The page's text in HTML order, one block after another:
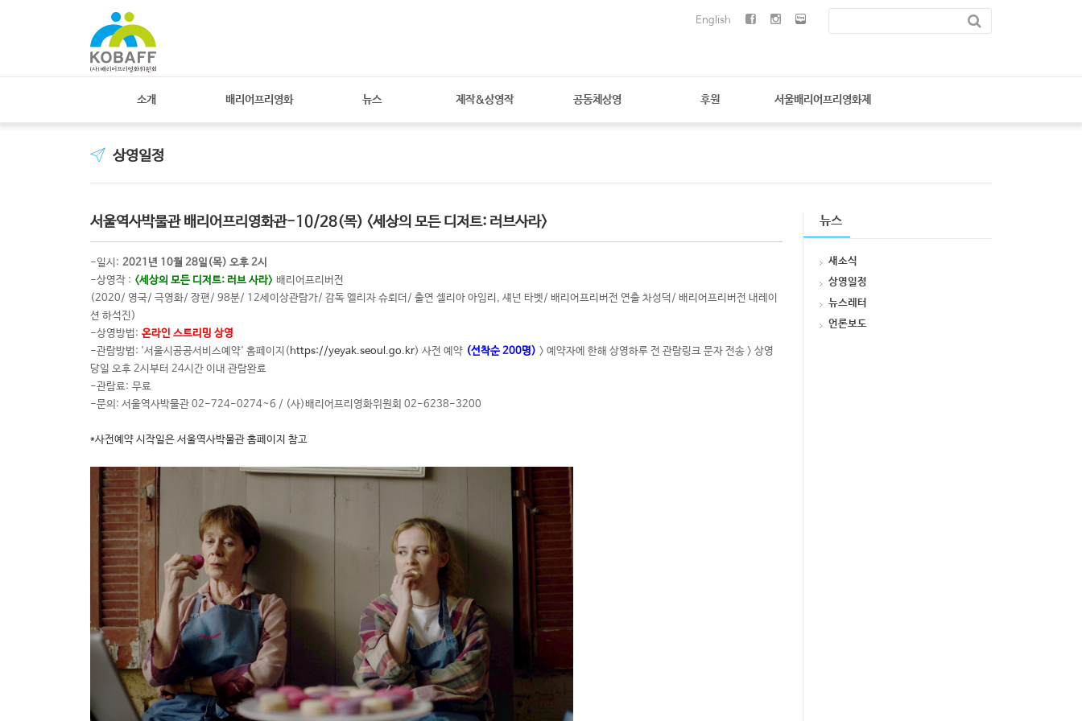
English
소개 배리어프리영화 뉴스 제작&상영작 공동체상영 후원 서울배리어프리영화제
상영일정
서울역사박물관 배리어프리영화관-10/28(목) <세상의 모든 디저트: 러브사라>
-일시: 2021년 10월 28일(목) 오후 2시
-상영작 : <세상의 모든 디저트: 러브 사라> 배리어프리버전
(2020/ 영국/ 극영화/ 장편/ 98분/ 12세이상관람가/ 감독 엘리자 슈뢰더/ 출연 셀리아 아임리, 섀넌 타벳/ 배리어프리버전 연출 차성덕/ 배리어프리버전 내레이
션 하석진)
-상영방법: 온라인 스트리밍 상영
-관람방법: '서울시공공서비스예약' 홈페이지(https://yeyak.seoul.go.kr) 사전 예약 (선착순 200명) > 예약자에 한해 상영하루 전 관람링크 문자 전송 > 상영
당일 오후 2시부터 24시간 이내 관람완료
-관람료: 무료
-문의: 서울역사박물관 02-724-0274~6 / (사)배리어프리영화위원회 02-6238-3200
*사전예약 시작일은 서울역사박물관 홈페이지 참고
뉴스
새소식
상영일정
뉴스레터
언론보도